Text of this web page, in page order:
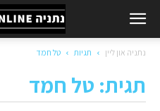
נתניה און ליין תגיות טל חמד
תגית: טל חמד